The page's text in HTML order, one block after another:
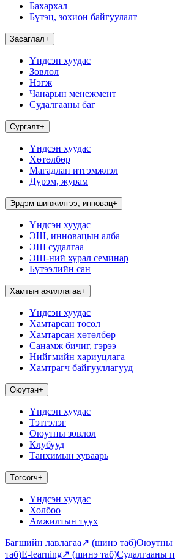
Бахархал
Бүтэц, зохион байгуулалт
Засаглал+
Үндсэн хуудас
Зөвлөл
Нэгж
Чанарын менежмент
Судалгааны баг
Сургалт+
Үндсэн хуудас
Хөтөлбөр
Магадлан итгэмжлэл
Дүрэм, журам
Эрдэм шинжилгээ, инновац+
Үндсэн хуудас
ЭШ, инновацын алба
ЭШ судалгаа
ЭШ-ний хурал семинар
Бүтээлийн сан
Хамтын ажиллагаа+
Үндсэн хуудас
Хамтарсан төсөл
Хамтарсан хөтөлбөр
Санамж бичиг, гэрээ
Нийгмийн хариуцлага
Хамтрагч байгууллагууд
Оюутан+
Үндсэн хуудас
Тэтгэлэг
Оюутны зөвлөл
Клубууд
Танхимын хуваарь
Төгсөгч+
Үндсэн хуудас
Холбоо
Амжилтын түүх
Багшийн лавлагаа↗ (шинэ таб)Оюутны
таб)E-learning↗ (шинэ таб)Судалгааны